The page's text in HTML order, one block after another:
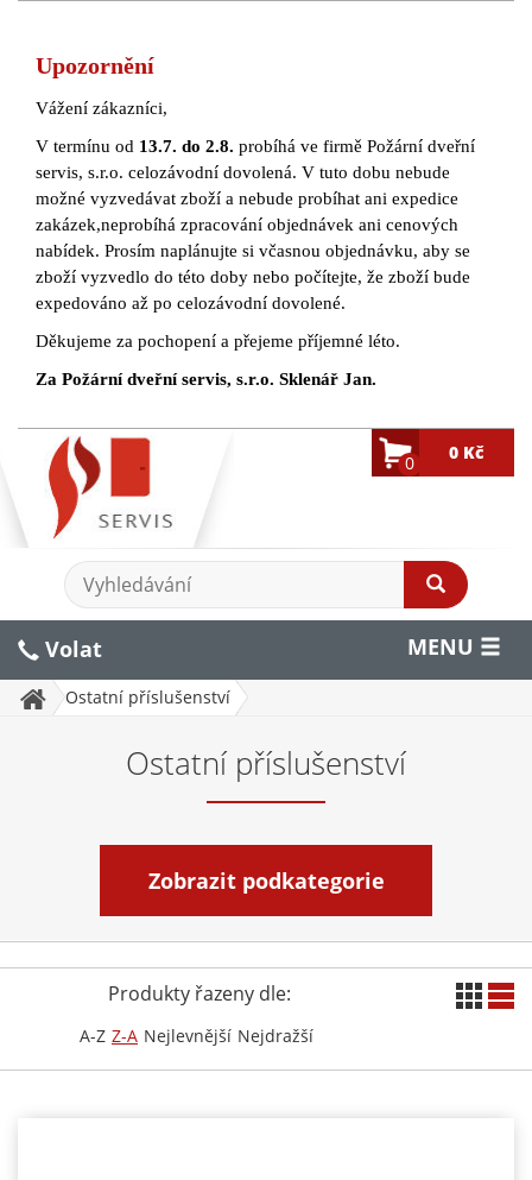
Upozornění
Vážení zákazníci,
V termínu od 13.7. do 2.8. probíhá ve firmě Požární dveřní
servis, s.r.o. celozávodní dovolená. V tuto dobu nebude
možné vyzvedávat zboží a nebude probíhat ani expedice
zakázek,neprobíhá zpracování objednávek ani cenových
nabídek. Prosím naplánujte si včasnou objednávku, aby se
zboží vyzvedlo do této doby nebo počítejte, že zboží bude
expedováno až po celozávodní dovolené.
Děkujeme za pochopení a přejeme příjemné léto.
Za Požární dveřní servis, s.r.o. Sklenář Jan.
0 0 Kč
MENU
Volat
Ostatní příslušenství
Ostatní příslušenství
Zobrazit podkategorie
Produkty řazeny dle:
A-Z Z-A Nejlevnější Nejdražší